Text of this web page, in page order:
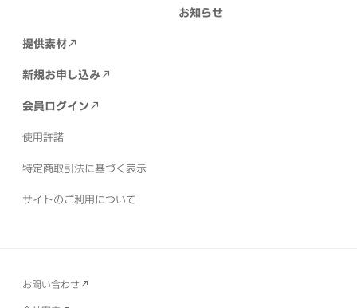
お知らせ
提供素材
新規お申し込み
会員ログイン
使用許諾
特定商取引法に基づく表示
サイトのご利用について
お問い合わせ